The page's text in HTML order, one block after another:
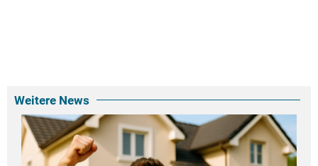
Weitere News